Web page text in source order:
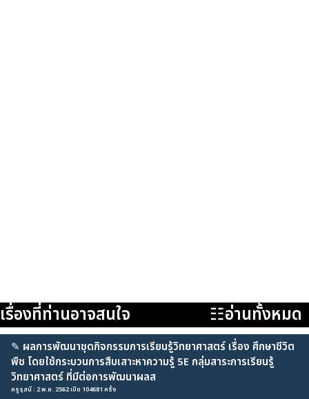
เรื่องที่ท่านอาจสนใจ ☷อ่านทั้งหมด
✎ ผลการพัฒนาชุดกิจกรรมการเรียนรู้วิทยาศาสตร์ เรื่อง ศึกษาชีวิต
พืช โดยใช้กระบวนการสืบเสาะหาความรู้ 5E กลุ่มสาระการเรียนรู้
วิทยาศาสตร์ ที่มีต่อการพัฒนาผลส
ครูรุสนี : 2 พ.ย. 2562 เปิด 104681 ครั้ง